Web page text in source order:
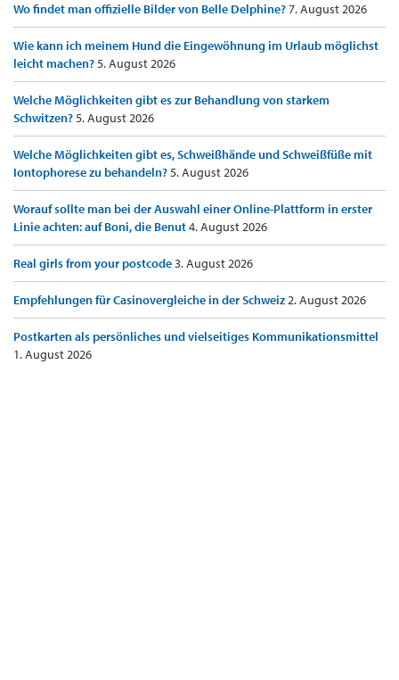
Wo findet man offizielle Bilder von Belle Delphine?7. August 2026
Wie kann ich meinem Hund die Eingewöhnung im Urlaub möglichst
leicht machen?5. August 2026
Welche Möglichkeiten gibt es zur Behandlung von starkem
Schwitzen?5. August 2026
Welche Möglichkeiten gibt es, Schweißhände und Schweißfüße mit
Iontophorese zu behandeln?5. August 2026
Worauf sollte man bei der Auswahl einer Online-Plattform in erster
Linie achten: auf Boni, die Benut4. August 2026
Real girls from your postcode3. August 2026
Empfehlungen für Casinovergleiche in der Schweiz2. August 2026
Postkarten als persönliches und vielseitiges Kommunikationsmittel
1. August 2026